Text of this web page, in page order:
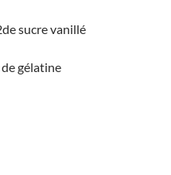
sucre vanillé
de gélatine